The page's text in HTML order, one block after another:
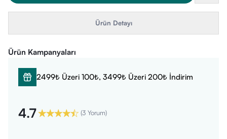
Ürün Detayı
Ürün Kampanyaları
2499₺ Üzeri 100₺, 3499₺ Üzeri 200₺ İndirim
4.7 (3 Yorum)